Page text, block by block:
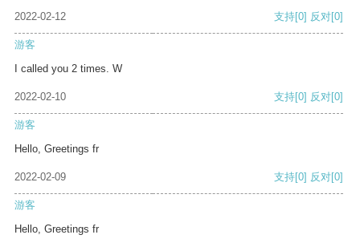
2022-02-12 支持[0] 反对[0]
游客
I called you 2 times. W
2022-02-10 支持[0] 反对[0]
游客
Hello, Greetings fr
2022-02-09 支持[0] 反对[0]
游客
Hello, Greetings fr